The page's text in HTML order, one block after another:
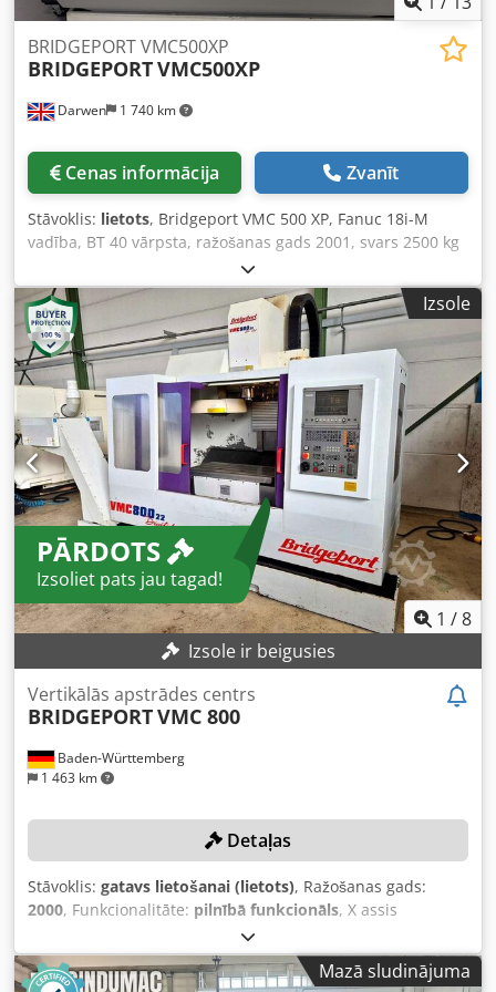
Apjy E S D Ssmjck
Darwen 1 740 km
BRIDGEPORT VMC500XP
BRIDGEPORTVMC500XP
Cenas informācija Zvanīt
Stāvoklis: lietots, Bridgeport VMC 500 XP, Fanuc 18i-M
vadība, BT 40 vārpsta, ražošanas gads 2001, svars 2500 kg
Specifikācija: X ass: 500 mm Dcodpfx Ajy N Ulyopmjk Y ass:
340 mm Z ass: 520 mm Jauda: 10 kW Apgriezieni: 12 000
apgr./min Instrumentu mainītājs (ATC): 16 pozīcijas
Konuss: BT40 Galds platums: 360 mm Galds garums: 840
mm Asu skaits: 3
Izsole
PĀRDOTS
Izsoliet pats jau tagad!
1 /8
Izsole ir beigusies
Baden-Württemberg
1 463 km
Vertikālās apstrādes centrs
BRIDGEPORTVMC 800
Detaļas
Stāvoklis: gatavs lietošanai (lietots), Ražošanas gads:
2000, Funkcionalitāte: pilnībā funkcionāls, X assis
800 mm
attālums:500 mm, Z ass pārvietošanās attālums:500 mm,
kontroliera modelis:Heidenhain TNC 410, rotācijas ātrums
Mazā sludinājuma